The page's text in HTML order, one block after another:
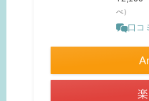
べ）
口コ